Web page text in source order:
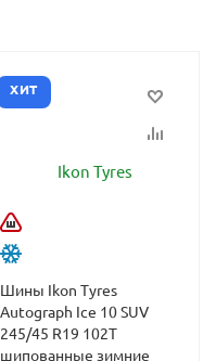
ХИТ
Шины Ikon Tyres
Autograph Ice 10 SUV
245/45 R19 102T
шипованные зимние